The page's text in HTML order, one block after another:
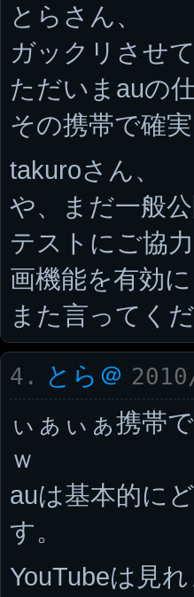
とらさん、
ガックリさせ
ただいまauの
その携帯で確
takuroさん、
や、まだ一般
テストにご協
画機能を有効に
また言ってく
4. とら＠
ぃぁぃぁ携帯
ｗ
auは基本的に
す。
YouTubeは見